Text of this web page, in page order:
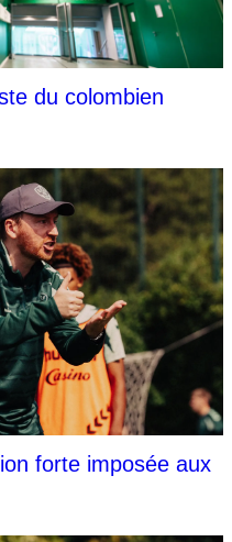
du colombien
forte imposée aux